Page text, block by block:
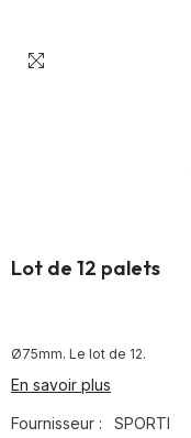
Lot de 12 palets
Ø75mm. Le lot de 12.
En savoir plus
Fournisseur :
SPORTI